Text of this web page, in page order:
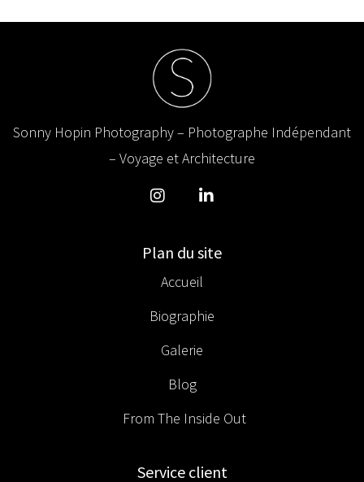
Sonny Hopin Photography – Photographe Indépendant
– Voyage et Architecture
Plan du site
Accueil
Biographie
Galerie
Blog
From The Inside Out
Service client